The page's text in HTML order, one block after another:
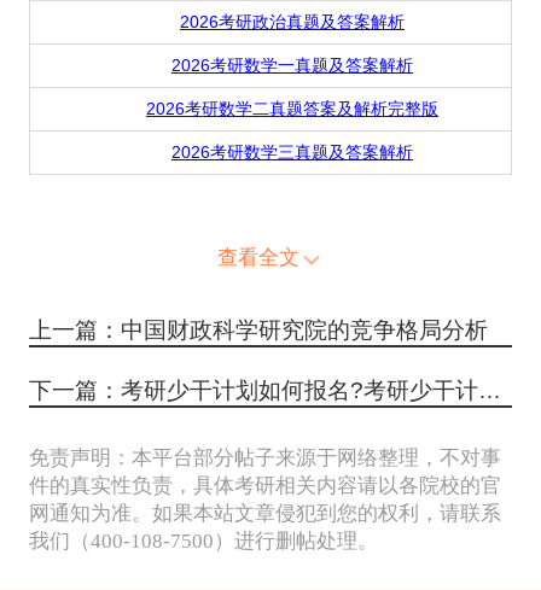
2026考研政治真题及答案解析
2026考研数学一真题及答案解析
2026考研数学二真题答案及解析完整版
2026考研数学三真题及答案解析
查看全文
上一篇：中国财政科学研究院的竞争格局分析
下一篇：考研少干计划如何报名?考研少干计划的报名资格是什么
免责声明：本平台部分帖子来源于网络整理，不对事
件的真实性负责，具体考研相关内容请以各院校的官
网通知为准。如果本站文章侵犯到您的权利，请联系
我们（400-108-7500）进行删帖处理。